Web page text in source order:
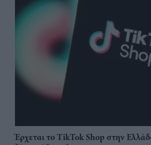
Έρχεται το TikTok Shop στην